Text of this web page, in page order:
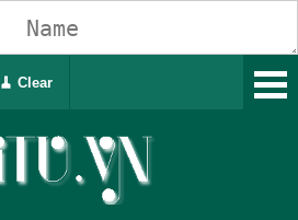
🧹 Clear